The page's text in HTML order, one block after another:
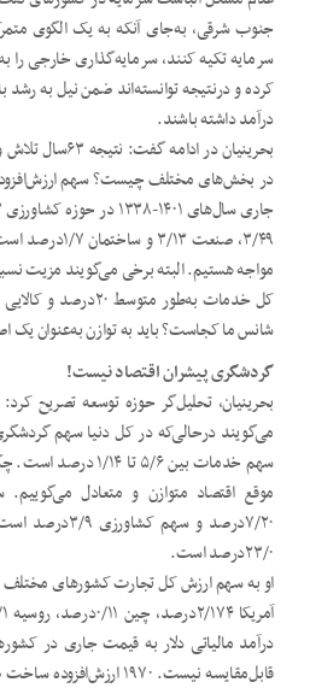
جنوب شرقی، به‌جای آنکه به یک الگوی
سرمایه تکیه کنند، سرمایه‌گذاری خارجی را
کرده و درنتیجه توانسته‌اند ضمن نیل به رشد
درآمد داشته باشند.
بحرینیان در
در بخش‌های مختلف چیست؟ سهم
۳/۴۹، صنعت ۳/
شانس ما کجاست؟ باید به توازن به‌عنوان یک
گردشگری پیشران اقتصاد نیست!
بحرینیان، تحلیل‌گر حوزه توسعه تصریح
سهم خدمات بین ۵/۶ تا
موقع اقتصاد متوازن و متعادل
۷/۲۰‌درصد و
۲۳/۰‌درصد است.
او به سهم ارزش کل تجارت کشورهای مختلف
درآمد مالیاتی دلار به قیمت جاری در
قابل‌مقایسه نیست. ۱۹۷۰